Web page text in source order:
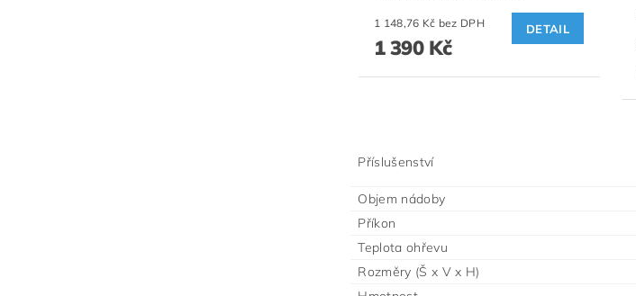
1 148,76 Kč bez DPH
1 390 Kč
DETAIL
Příslušenství
Objem nádoby
Příkon
Teplota ohřevu
Rozměry (Š x V x H)